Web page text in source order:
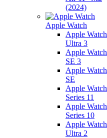
(2024)
Apple Watch
Apple Watch
Ultra 3
Apple Watch
SE 3
Apple Watch
SE
Apple Watch
Series 11
Apple Watch
Series 10
Apple Watch
Ultra 2